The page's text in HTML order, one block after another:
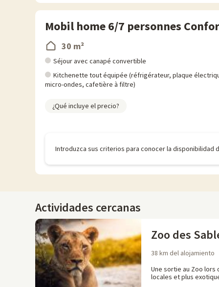
Mobil home 6/7 personnes
30 m²
Séjour avec canapé convertible
Kitchenette tout équipée (réfrigérateur, plaque
micro-ondes, cafetière à filtre)
¿Qué incluye el precio?
Introduzca sus criterios para conocer la disponibilidad
Actividades cercanas
Zoo des
38 km del alojamiento
Une sortie au Zoo
locales et plus